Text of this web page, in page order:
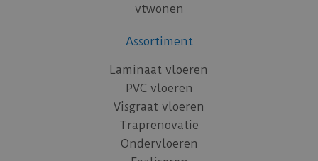
vtwonen
Assortiment
Laminaat vloeren
PVC vloeren
Visgraat vloeren
Traprenovatie
Ondervloeren